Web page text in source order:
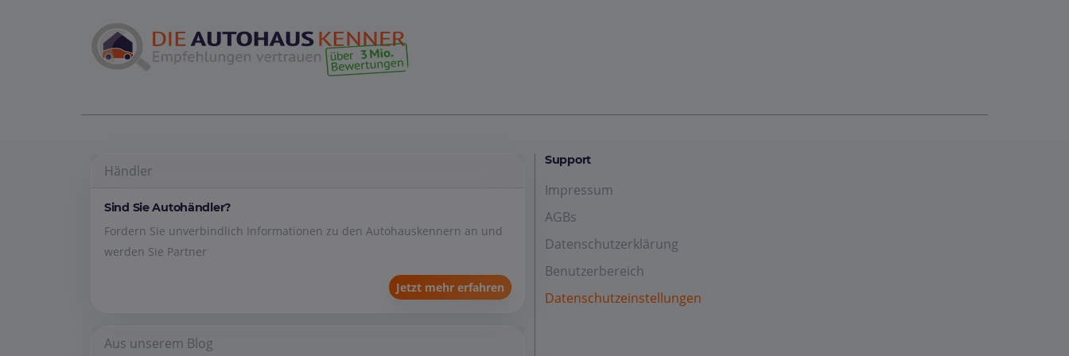
Händler
Sind Sie Autohändler?
Fordern Sie unverbindlich Informationen zu den Autohauskennern an und
werden Sie Partner
Jetzt mehr erfahren
Aus unserem Blog
Support
Impressum
AGBs
Datenschutzerklärung
Benutzerbereich
Datenschutzeinstellungen